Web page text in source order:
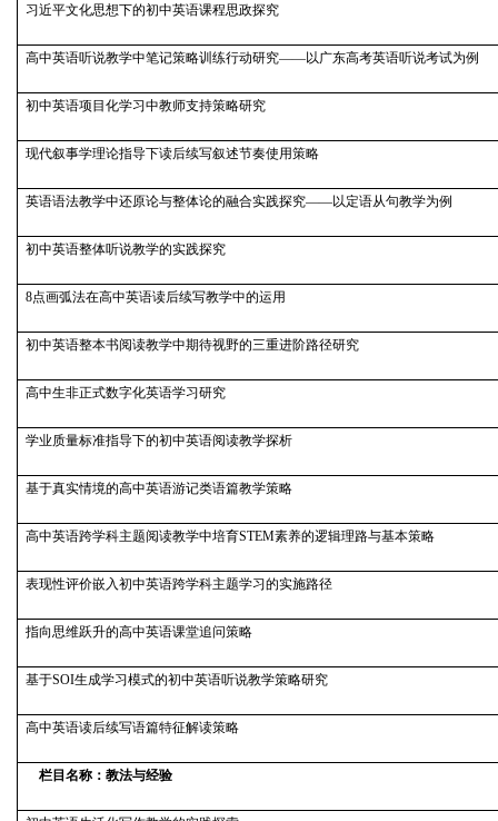
习近平文化思想下的初中英语课程思政探究
高中英语听说教学中笔记策略训练行动研究——以广东高考英语听说考试为例
初中英语项目化学习中教师支持策略研究
现代叙事学理论指导下读后续写叙述节奏使用策略
英语语法教学中还原论与整体论的融合实践探究——以定语从句教学为例
初中英语整体听说教学的实践探究
8点画弧法在高中英语读后续写教学中的运用
初中英语整本书阅读教学中期待视野的三重进阶路径研究
高中生非正式数字化英语学习研究
学业质量标准指导下的初中英语阅读教学探析
基于真实情境的高中英语游记类语篇教学策略
高中英语跨学科主题阅读教学中培育STEM素养的逻辑理路与基本策略
表现性评价嵌入初中英语跨学科主题学习的实施路径
指向思维跃升的高中英语课堂追问策略
基于SOI生成学习模式的初中英语听说教学策略研究
高中英语读后续写语篇特征解读策略
栏目名称：教法与经验